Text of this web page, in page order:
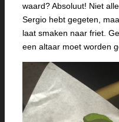
waard? Absoluut! Niet
Sergio hebt gegeten,
laat smaken naar friet.
een altaar moet worden